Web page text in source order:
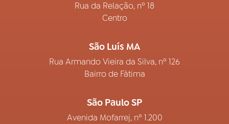
Rua da Relação, nº 18
Centro
São Luís MA
Rua Armando Vieira da Silva, nº 126
Bairro de Fátima
São Paulo SP
Avenida Mofarrej, nº 1.200